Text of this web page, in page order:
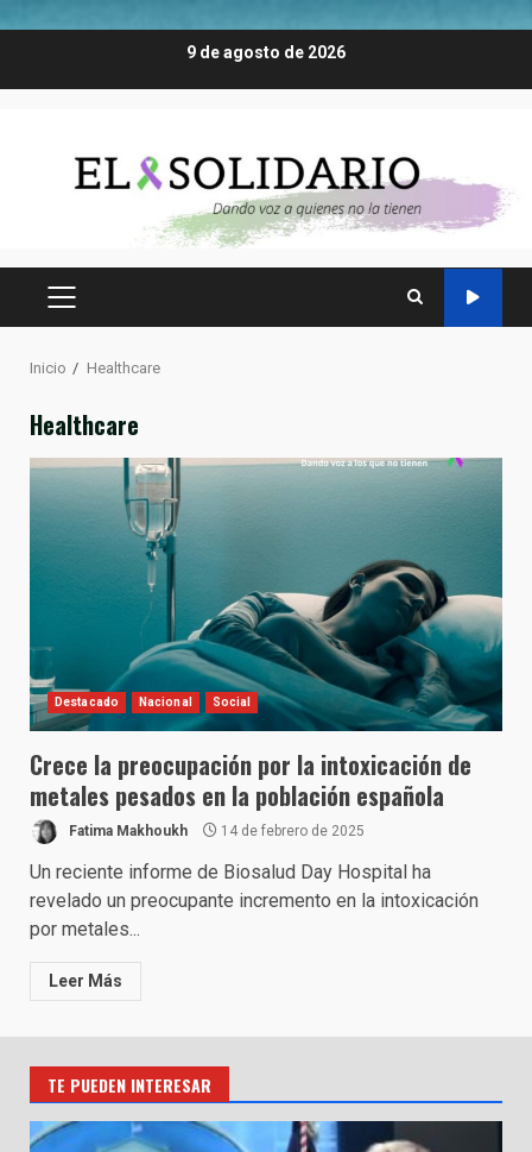
9 de agosto de 2026
MENÚ
Inicio Healthcare
Healthcare
Destacado Nacional Social
Crece la preocupación por la intoxicación de
metales pesados en la población española
Fatima Makhoukh 14 de febrero de 2025
Un reciente informe de Biosalud Day Hospital ha
revelado un preocupante incremento en la intoxicación
por metales...
Leer Más
TE PUEDEN INTERESAR